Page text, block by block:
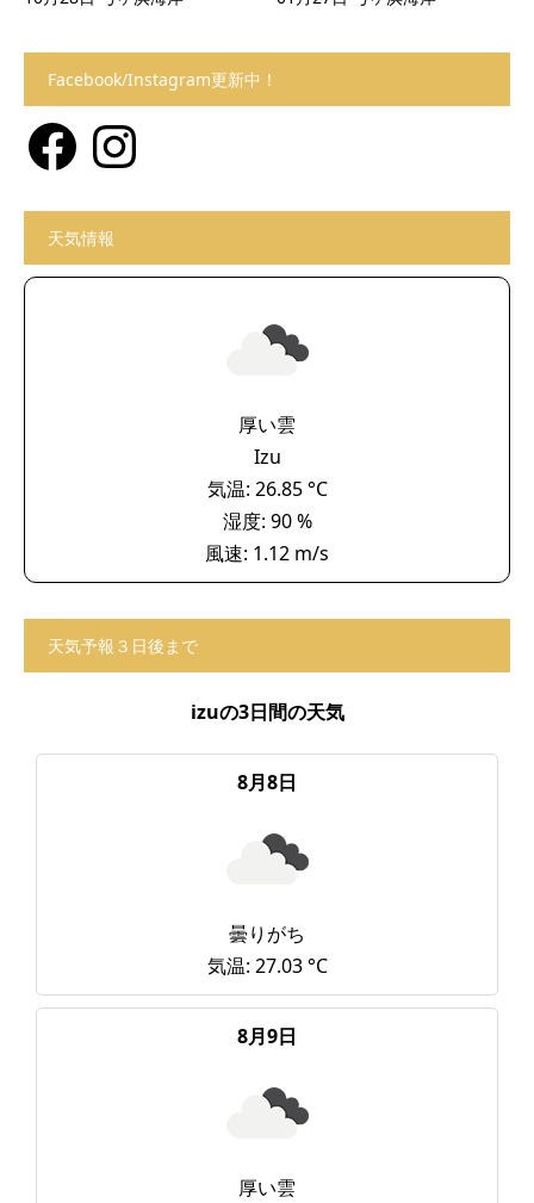
Facebook/Instagram更新中！
FacebookInstagram
天気情報
厚い雲
Izu
気温: 26.85 °C
湿度: 90 %
風速: 1.12 m/s
天気予報３日後まで
izuの3日間の天気
8月8日
曇りがち
気温: 27.03 °C
8月9日
厚い雲